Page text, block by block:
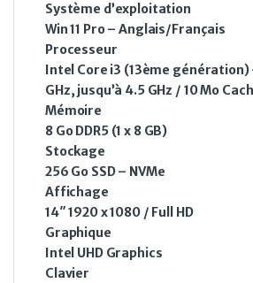
Système d’exploitation
Win 11 Pro – Anglais/Français
Processeur
Intel Core i3 (13ème génération)
GHz, jusqu’à 4.5 GHz / 10 Mo
Mémoire
8 Go DDR5 (1 x 8 GB)
Stockage
256 Go SSD – NVMe
Affichage
14″ 1920 x 1080 / Full HD
Graphique
Intel UHD Graphics
Clavier